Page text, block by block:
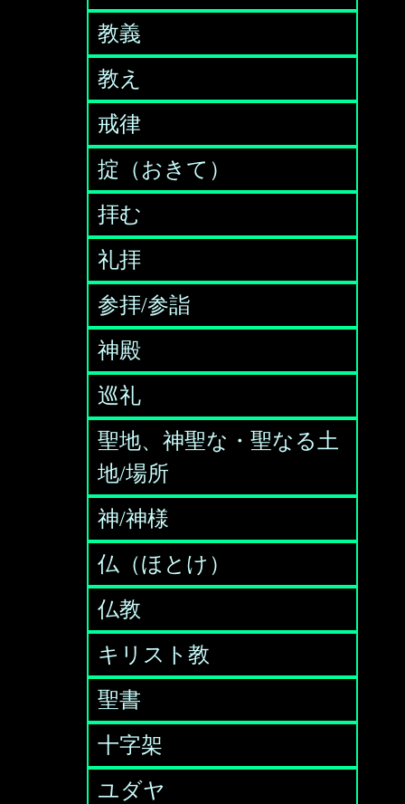
教義
教え
戒律
掟（おきて）
拝む
礼拝
参拝/参詣
神殿
巡礼
聖地、神聖な・聖なる土
地/場所
神/神様
仏（ほとけ）
仏教
キリスト教
聖書
十字架
ユダヤ